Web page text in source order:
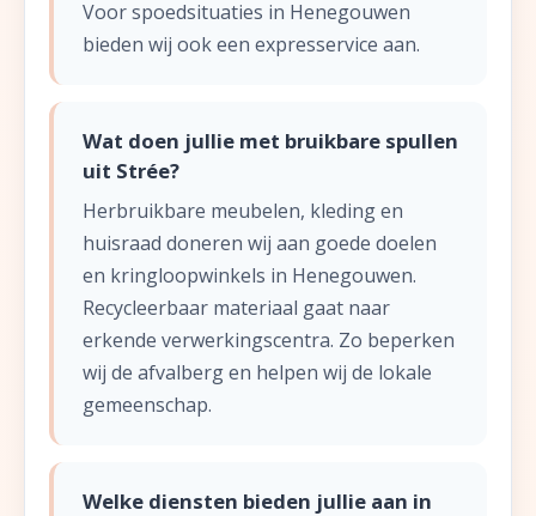
Voor spoedsituaties in Henegouwen
bieden wij ook een expresservice aan.
Wat doen jullie met bruikbare spullen
uit Strée?
Herbruikbare meubelen, kleding en
huisraad doneren wij aan goede doelen
en kringloopwinkels in Henegouwen.
Recycleerbaar materiaal gaat naar
erkende verwerkingscentra. Zo beperken
wij de afvalberg en helpen wij de lokale
gemeenschap.
Welke diensten bieden jullie aan in